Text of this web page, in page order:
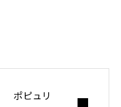
ポピュリ